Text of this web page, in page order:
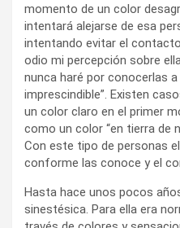
momento de un color
intentará alejarse de esa
intentando evitar el
odio mi percepción sobre
nunca haré por conocerlas
imprescindible”. Existen
un color claro en el primer
como un color “en tierra de
Con este tipo de personas
conforme las conoce y el
Hasta hace unos pocos
sinestésica. Para ella era